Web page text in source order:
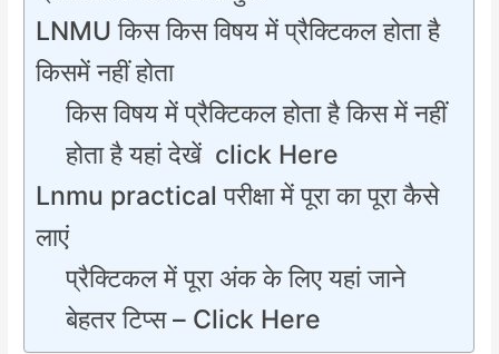
LNMU किस किस विषय में प्रैक्टिकल होता है
किसमें नहीं होता
किस विषय में प्रैक्टिकल होता है किस में नहीं
होता है यहां देखें click Here
Lnmu practical परीक्षा में पूरा का पूरा कैसे
लाएं
प्रैक्टिकल में पूरा अंक के लिए यहां जाने
बेहतर टिप्स – Click Here